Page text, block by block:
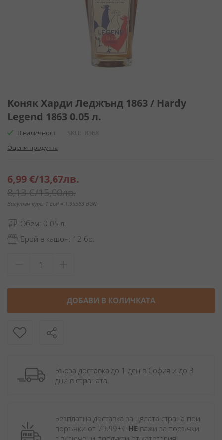
към
на
галерия
снимки
Коняк Харди Леджънд 1863 / Hardy
Legend 1863 0.05 л.
В наличност SKU
8368
Оцени продукта
Специална
цена
6,99 €/13,67лв.
8,13 €/15,90лв.
Валутен курс: 1 EUR = 1.95583 BGN
Обем: 0.05 л.
Брой в кашон: 12 бр.
ДОБАВИ В КОЛИЧКАТА
Бърза доставка до 1 ден в София и до 3
дни в страната.
Безплатна доставка за цялата страна при
поръчки от 79.99+€ НЕ важи за поръчки
с включени продукти от категория